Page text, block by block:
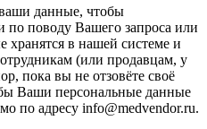
данные, чтобы
по поводу Вашего запроса или
хранятся в нашей системе и
(или продавцам, у
пока вы не отзовёте своё
Ваши персональные данные
по адресу info@medvendor.ru.